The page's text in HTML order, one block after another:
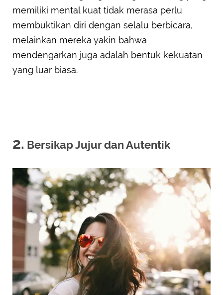
memiliki mental kuat tidak merasa perlu
membuktikan diri dengan selalu berbicara,
melainkan mereka yakin bahwa
mendengarkan juga adalah bentuk kekuatan
yang luar biasa.
2. Bersikap Jujur dan Autentik